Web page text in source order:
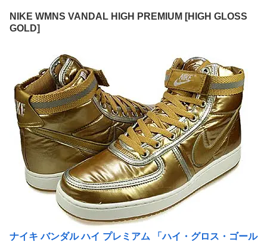
NIKE WMNS VANDAL HIGH PREMIUM [HIGH GLOSS
GOLD]
ナイキ バンダル ハイ プレミアム 「ハイ・グロス・ゴール